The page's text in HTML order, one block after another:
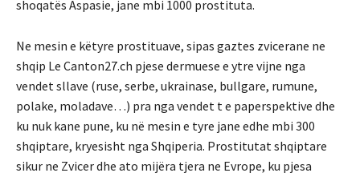
shoqatës Aspasie, jane mbi 1000 prostituta.
Ne mesin e këtyre prostituave, sipas gaztes zvicerane ne
shqip Le Canton27.ch pjese dermuese e ytre vijne nga
vendet sllave (ruse, serbe, ukrainase, bullgare, rumune,
polake, moladave…) pra nga vendet t e paperspektive dhe
ku nuk kane pune, ku në mesin e tyre jane edhe mbi 300
shqiptare, kryesisht nga Shqiperia. Prostitutat shqiptare
sikur ne Zvicer dhe ato mijëra tjera ne Evrope, ku pjesa